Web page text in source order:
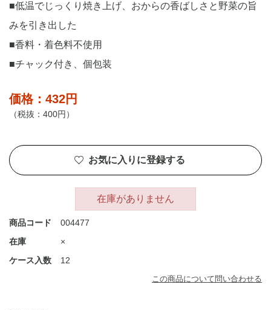
■低温でじっくり焼き上げ、おからの香ばしさと野菜の旨
みを引き出した
■香料・着色料不使用
■チャック付き、個包装
価格：432円
（税抜：400円）
お気に入りに登録する
在庫がありません
商品コード
004477
在庫
×
ケース入数
12
この商品について問い合わせる